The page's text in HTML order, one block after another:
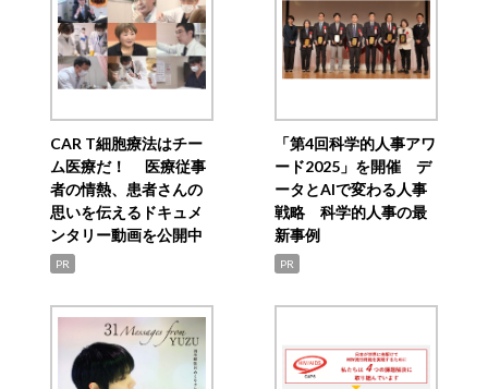
CAR T細胞療法はチー
ム医療だ！ 医療従事
者の情熱、患者さんの
思いを伝えるドキュメ
ンタリー動画を公開中
PR
「第4回科学的人事アワ
ード2025」を開催 デ
ータとAIで変わる人事
戦略 科学的人事の最
新事例
PR